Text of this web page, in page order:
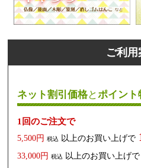
ご利用
ネット割引価格とポイント
1回のご注文で
5,500円 税込 以上のお買い上げで
33,000円 税込 以上のお買い上げで